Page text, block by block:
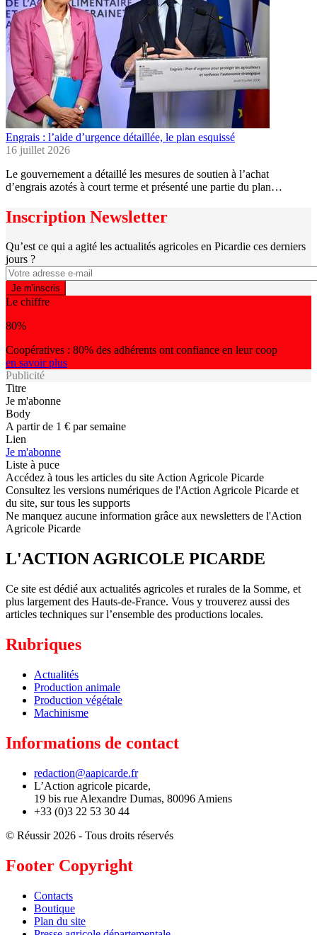
Engrais : l’aide d’urgence détaillée, le plan esquissé
16 juillet 2026
Le gouvernement a détaillé les mesures de soutien à l’achat
d’engrais azotés à court terme et présenté une partie du plan…
Inscription Newsletter
Qu’est ce qui a agité les actualités agricoles en Picardie ces derniers
jours ?
Le chiffre
80%
Coopératives : 80% des adhérents ont confiance en leur coop
en savoir plus
Publicité
Titre
Je m'abonne
Body
A partir de 1 € par semaine
Lien
Je m'abonne
Liste à puce
Accédez à tous les articles du site Action Agricole Picarde
Consultez les versions numériques de l'Action Agricole Picarde et
du site, sur tous les supports
Ne manquez aucune information grâce aux newsletters de l'Action
Agricole Picarde
L'ACTION AGRICOLE PICARDE
Ce site est dédié aux actualités agricoles et rurales de la Somme, et
plus largement des Hauts-de-France. Vous y trouverez aussi des
articles techniques sur l’ensemble des productions locales.
Rubriques
Actualités
Production animale
Production végétale
Machinisme
Informations de contact
redaction@aapicarde.fr
L’Action agricole picarde,
19 bis rue Alexandre Dumas, 80096 Amiens
+33 (0)3 22 53 30 44
© Réussir 2026 - Tous droits réservés
Footer Copyright
Contacts
Boutique
Plan du site